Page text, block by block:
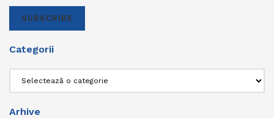
SUBSCRIBE
Categorii
Arhive